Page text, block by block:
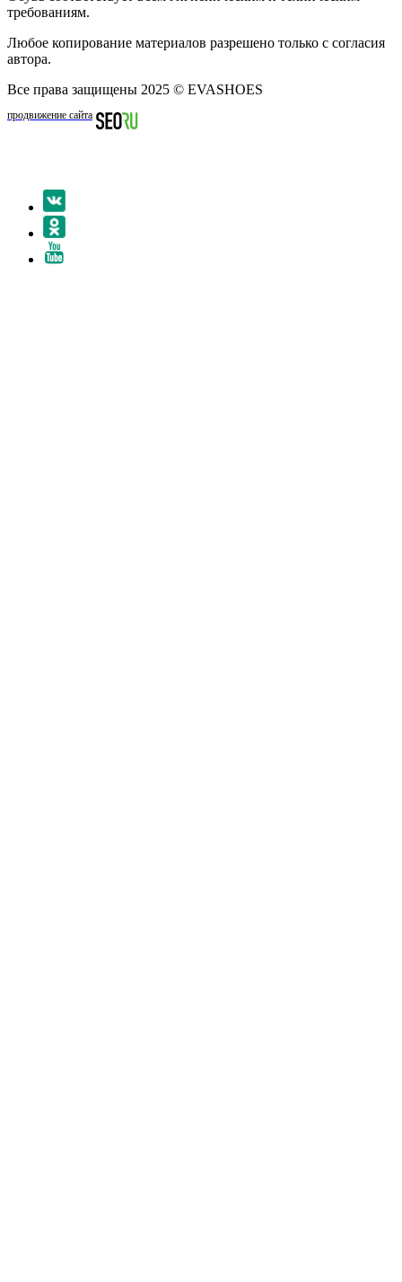
требованиям.
Любое копирование материалов разрешено только с согласия
автора.
Все права защищены 2025 © EVASHOES
продвижение сайта